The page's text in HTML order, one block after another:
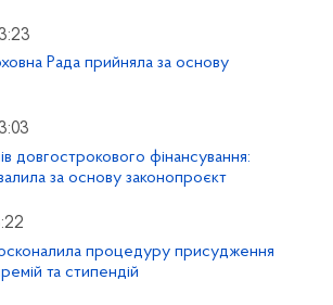
Рада прийняла за основу
довгострокового фінансування:
за основу законопроєкт
процедуру присудження
та стипендій